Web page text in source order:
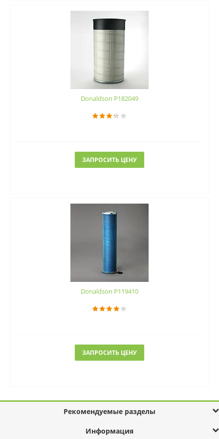
Donaldson P182049
ЗАПРОСИТЬ ЦЕНУ
Donaldson P119410
ЗАПРОСИТЬ ЦЕНУ
Рекомендуемые разделы
Информация